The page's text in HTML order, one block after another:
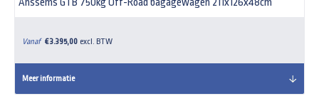
Anssems GTB 750kg Off-Road bagagewagen 211x126x48cm
Vanaf € 3.395,00 excl. BTW
Meer informatie